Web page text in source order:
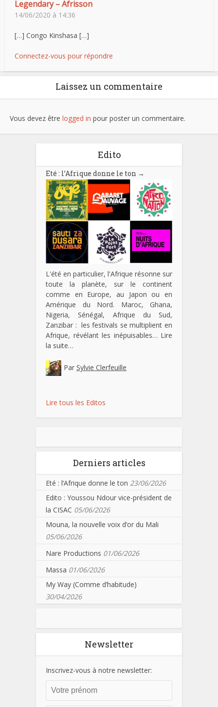
Legendary – Afrisson
14/06/2020 à 14:36
[…] Congo Kinshasa […]
Connectez-vous pour répondre
Laissez un commentaire
Vous devez être logged in pour poster un commentaire.
Edito
Eté : l’Afrique donne le ton →
L'été en particulier, l'Afrique résonne sur
toute la planète, sur le continent
comme en Europe, au Japon ou en
Amérique du Nord. Maroc, Ghana,
Nigeria, Sénégal, Afrique du Sud,
Zanzibar : les festivals se multiplient en
Afrique, révélant les inépuisables… Lire
la suite…
Par Sylvie Clerfeuille
Lire tous les Editos
Derniers articles
Eté : l’Afrique donne le ton 23/06/2026
Edito : Youssou Ndour vice-président de
la CISAC 05/06/2026
Mouna, la nouvelle voix d’or du Mali
05/06/2026
Nare Productions 01/06/2026
Massa 01/06/2026
My Way (Comme d’habitude)
30/04/2026
Newsletter
Inscrivez-vous à notre newsletter: